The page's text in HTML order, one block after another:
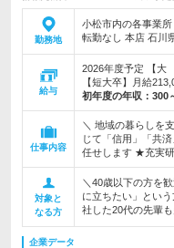
勤務地
小松市内の各事業
転勤なし 本店 石川
給与
2026年度予定 【大
【短大卒】月給
初年度の年収： 300
仕事内容
＼ 地域の暮らしを
じて「信用」「共
任せします ★充実
対象と
なる方
＼40歳以下の方を
に立ちたい」とい
社した20代の先輩も
企業データ